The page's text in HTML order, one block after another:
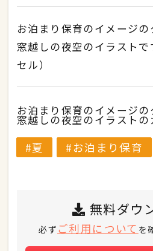
お泊まり保育のイメージ
窓越しの夜空のイラスト
セル）
お泊まり保育のイメージ
窓越しの夜空のイラストの
夏 お泊まり保育
無料ダウ
必ず ご利用について を